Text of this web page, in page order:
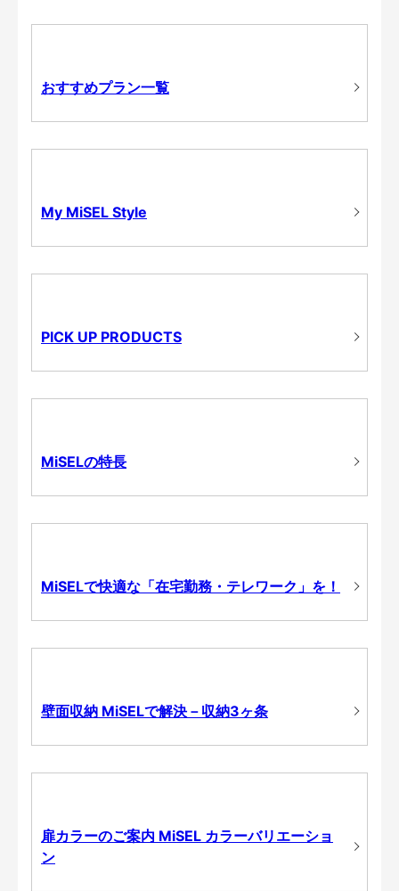
おすすめプラン一覧
My MiSEL Style
PICK UP PRODUCTS
MiSELの特長
MiSELで快適な「在宅勤務・テレワーク」を！
壁面収納 MiSELで解決－収納3ヶ条
扉カラーのご案内 MiSEL カラーバリエーショ
ン